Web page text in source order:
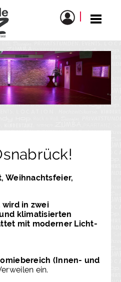
Weihnachtsfeier,
in zwei
klimatisierten
mit moderner Licht-
(Innen- und
ein.